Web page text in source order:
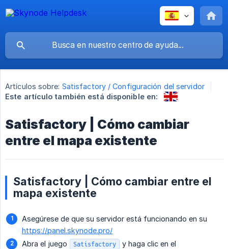
Artículos sobre: Satisfactory / Configuración del servidor
Este artículo también está disponible en:
Satisfactory | Cómo cambiar
entre el mapa existente
Satisfactory | Cómo cambiar entre el
mapa existente
Asegúrese de que su servidor está funcionando en su
https://panel.skynode.pro/
Abra el juego
Satisfactory y haga clic en el